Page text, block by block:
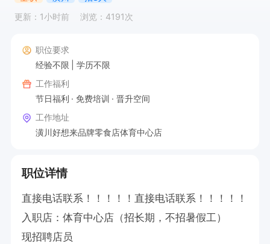
更新：1小时前
浏览：4191次
职位要求
经验不限
学历不限
工作福利
节日福利
免费培训
晋升空间
工作地址
潢川好想来品牌零食店体育中心店
职位详情
直接电话联系！！！！！直接电话联系！！！！！
入职店：体育中心店（招长期，不招暑假工）
现招聘店员